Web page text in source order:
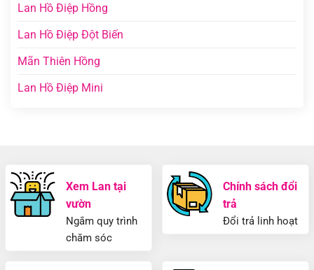
Lan Hồ Điệp Hồng
Lan Hồ Điệp Đột Biến
Mãn Thiên Hồng
Lan Hồ Điệp Mini
Xem Lan tại
vườn
Ngắm quy trình
chăm sóc
Chính sách đổi
trả
Đổi trả linh hoạt